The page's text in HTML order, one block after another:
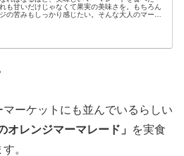
も甘いだけじゃなくて果実の美味さを。もちろん
の苦みもしっかり感じたい。そんな大人のマーマ
ーケットにも並んでいるらしい
オレンジマーマレード」
を実食
。